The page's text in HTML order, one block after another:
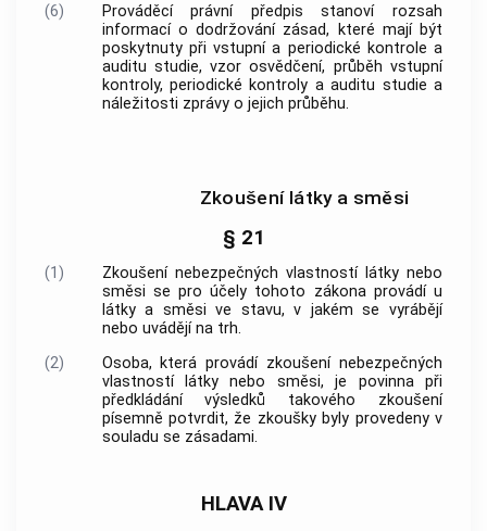
(6)
Prováděcí právní předpis stanoví rozsah
informací o dodržování zásad, které mají být
poskytnuty při vstupní a periodické kontrole a
auditu studie, vzor osvědčení, průběh vstupní
kontroly, periodické kontroly a auditu studie a
náležitosti zprávy o jejich průběhu.
Zkoušení látky a směsi
§ 21
(1)
Zkoušení nebezpečných vlastností látky nebo
směsi se pro účely tohoto zákona provádí u
látky a směsi ve stavu, v jakém se vyrábějí
nebo uvádějí na trh.
(2)
Osoba, která provádí zkoušení nebezpečných
vlastností látky nebo směsi, je povinna při
předkládání výsledků takového zkoušení
písemně potvrdit, že zkoušky byly provedeny v
souladu se zásadami.
HLAVA IV